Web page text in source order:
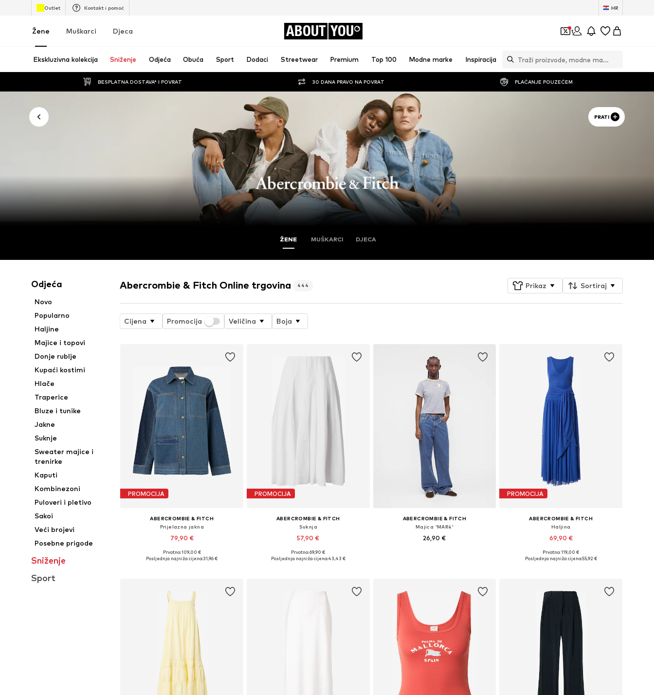
Outlet Kontakt i pomoć HR
Žene Muškarci Djeca ABOUT YOU 1
Ekskluzivna kolekcija Sniženje Odjeća Obuća Sport Dodaci Streetwear Premium Top 100 Modne marke Inspiracija
BESPLATNA DOSTAVA* I POVRAT 30 DANA PRAVO NA POVRAT PLAĆANJE POUZEĆEM
PRATI
ŽENE MUŠKARCI DJECA
Odjeća
Novo
Popularno
Haljine
Majice i topovi
Donje rublje
Kupaći kostimi
Hlače
Traperice
Bluze i tunike
Jakne
Suknje
Sweater majice i
trenirke
Kaputi
Kombinezoni
Puloveri i pletivo
Sakoi
Veći brojevi
Posebne prigode
Sniženje
Sport
Abercrombie & Fitch Online trgovina 444 Prikaz Sortiraj
Cijena Promocija Veličina Boja
PROMOCIJA
ABERCROMBIE & FITCH
Prijelazna jakna
79,90 €
Dostupne veličine: XS, S, M, L, XL
Prvotno: 109,00 €
Posljednja najniža cijena:31,96 €
PROMOCIJA
ABERCROMBIE & FITCH
Suknja
57,90 €
Dostupne veličine: 36, 38, 40, 42
Prvotno: 69,90 €
Posljednja najniža cijena:43,43 €
ABERCROMBIE & FITCH
Majica 'MAR4'
26,90 €
PROMOCIJA
ABERCROMBIE & FITCH
Haljina
69,90 €
Dostupne veličine: 34, 36, 38, 40
Prvotno: 119,00 €
Posljednja najniža cijena:55,92 €